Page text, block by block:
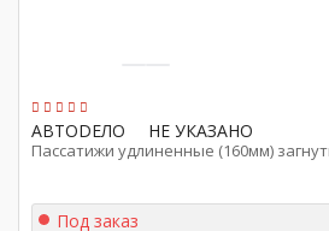
АВТОDЕЛО НЕ УКАЗАНО
Пассатижи удлиненные (160мм)
Под заказ